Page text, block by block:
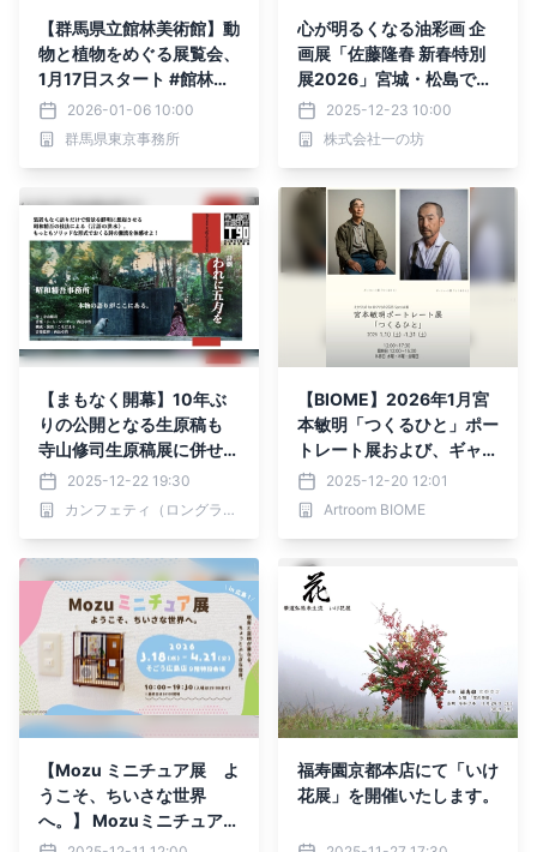
【群馬県立館林美術館】動
物と植物をめぐる展覧会、
1月17日スタート #館林美
術館で自然とアートを楽し
もう！
2026-01-06 10:00
群馬県東京事務所
心が明るくなる油彩画 企
画展「佐藤隆春 新春特別
展2026」宮城・松島で開
催【2025年12月27日(土)
～2026年1月12日(月)】
2025-12-23 10:00
株式会社一の坊
【まもなく開幕】10年ぶ
りの公開となる生原稿も
寺山修司生原稿展に併せ特
別ステージ詩劇『われに五
月を』ダイジェスト上演
2025-12-22 19:30
カンフェティ（ロングランプランニング株式会社）
【BIOME】2026年1月宮
本敏明「つくるひと」ポー
トレート展および、ギャラ
リー移転のご案内
2025-12-20 12:01
Artroom BIOME
【Mozu ミニチュア展 よ
うこそ、ちいさな世界
へ。】 Mozuミニチュア
展、広島初公開の作品も登
福寿園京都本店にて「いけ
花展」を開催いたします。